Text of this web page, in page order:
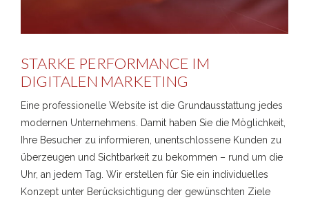
STARKE PERFORMANCE IM
DIGITALEN MARKETING
Eine professionelle Website ist die Grundausstattung jedes
modernen Unternehmens. Damit haben Sie die Möglichkeit,
Ihre Besucher zu informieren, unentschlossene Kunden zu
überzeugen und Sichtbarkeit zu bekommen – rund um die
Uhr, an jedem Tag. Wir erstellen für Sie ein individuelles
Konzept unter Berücksichtigung der gewünschten Ziele